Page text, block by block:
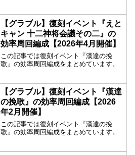
【グラブル】復刻イベント『えと
キャン 十二神将会議その二』の
効率周回編成【2026年4月開催】
この記事では復刻イベント『漢達の挽
歌』の効率周回編成をまとめています。
【グラブル】復刻イベント『漢達
の挽歌』の効率周回編成【2026
年2月開催】
この記事では復刻イベント『漢達の挽
歌』の効率周回編成をまとめています。